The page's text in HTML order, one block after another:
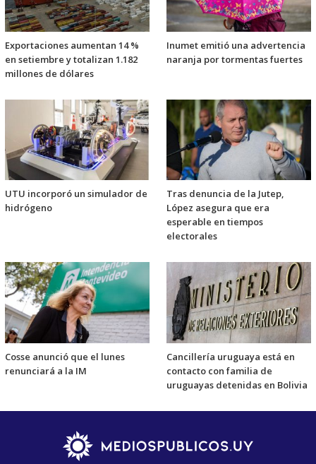
Exportaciones aumentan 14 %
en setiembre y totalizan 1.182
millones de dólares
Inumet emitió una advertencia
naranja por tormentas fuertes
UTU incorporó un simulador de
hidrógeno
Tras denuncia de la Jutep,
López asegura que era
esperable en tiempos
electorales
Cosse anunció que el lunes
renunciará a la IM
Cancillería uruguaya está en
contacto con familia de
uruguayas detenidas en Bolivia